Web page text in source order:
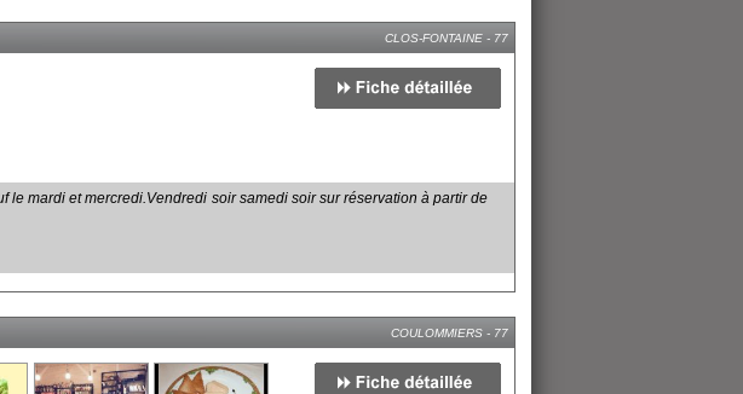
CLOS-FONTAINE - 77
le mardi et mercredi.Vendredi soir samedi soir sur réservation à partir de
COULOMMIERS - 77